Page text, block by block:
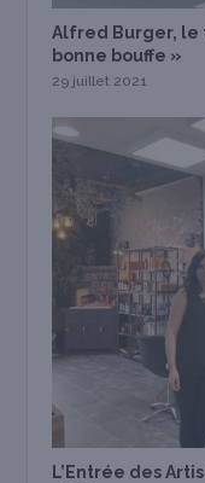
Alfred Burger, le
bonne bouffe »
29 juillet 2021
L’Entrée des